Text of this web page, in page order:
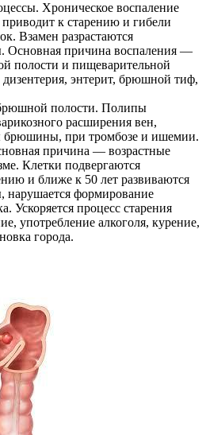
Хроническое воспаление
к старению и гибели
Взамен разрастаются
Основная причина воспаления —
полости и пищеварительной
энтерит, брюшной тиф,
полости. Полипы
расширения вен,
брюшины, при тромбозе и ишемии.
причина — возрастные
Клетки подвергаются
и ближе к 50 лет развиваются
нарушается формирование
Ускоряется процесс старения
употребление алкоголя, курение,
города.